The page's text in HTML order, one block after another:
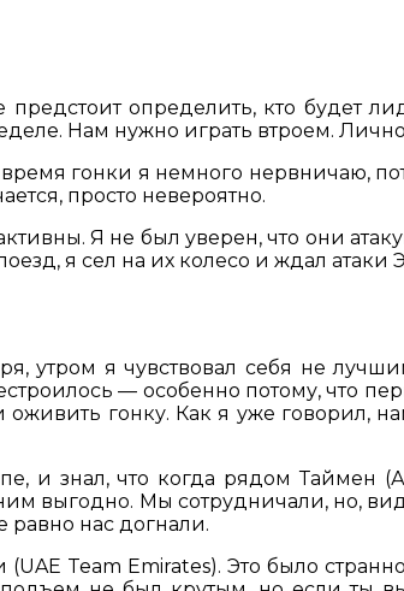
предстоит определить, кто будет
Нам нужно играть втроем.
гонки я немного нервничаю,
просто невероятно.
Я не был уверен, что они
я сел на их колесо и ждал
утром я чувствовал себя не
— особенно потому, что
гонку. Как я уже говорил,
и знал, что когда рядом Таймен
ним выгодно. Мы сотрудничали, но,
равно нас догнали.
Team Emirates). Это было